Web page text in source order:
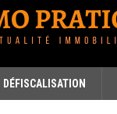
DÉFISCALISATION